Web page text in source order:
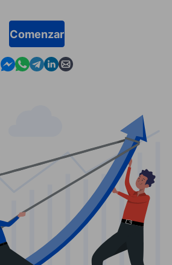
Comenzar
Contact us in Messenger
Contact us in WhatsApp
Contact us in Telegram
Contact us in Linkedin
Contact us by email